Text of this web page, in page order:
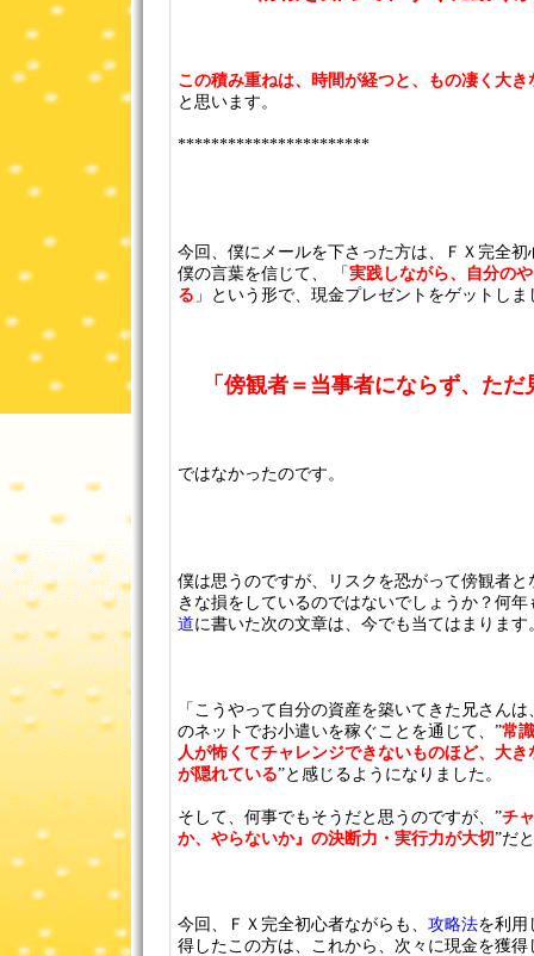
この積み重ねは、時間が経つと、もの凄く大
と思います。
***********************
今回、僕にメールを下さった方は、ＦＸ完全
僕の言葉を信じて、 「 実践しながら、自分の
る 」という形で、現金プレゼントをゲットし
「傍観者＝当事者にならず、た
ではなかったのです。
僕は思うのですが、リスクを恐がって傍観者
きな損をしているのではないでしょうか？何年
道に書いた次の文章は、今でも当てはまります
「こうやって自分の資産を築いてきた兄さん
のネットでお小遣いを稼ぐことを通じて、”常
人が怖くてチャレンジできないものほど、大
が隠れている”と感じるようになりました。
そして、何事でもそうだと思うのですが、”チ
か、やらないか』の決断力・実行力が大切”だ
今回、ＦＸ完全初心者ながらも、 攻略法を利用
得したこの方は、これから、次々に現金を獲